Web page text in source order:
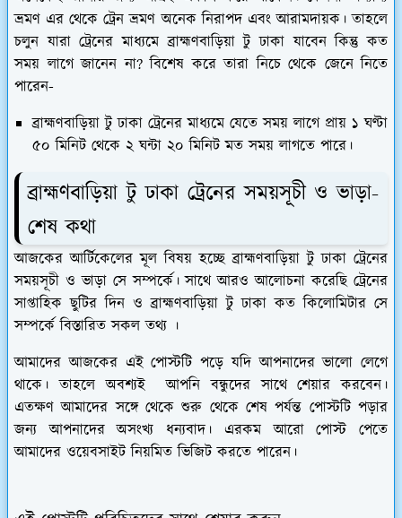
ভ্রমণ এর থেকে ট্রেন ভ্রমণ অনেক নিরাপদ এবং আরামদায়ক। তাহলে
চলুন যারা ট্রেনের মাধ্যমে ব্রাহ্মণবাড়িয়া টু ঢাকা যাবেন কিন্তু কত
সময় লাগে জানেন না? বিশেষ করে তারা নিচে থেকে জেনে নিতে
পারেন-
ব্রাহ্মণবাড়িয়া টু ঢাকা ট্রেনের মাধ্যমে যেতে সময় লাগে প্রায় ১ ঘণ্টা
৫০ মিনিট থেকে ২ ঘন্টা ২০ মিনিটমত সময় লাগতে পারে।
ব্রাহ্মণবাড়িয়া টু ঢাকা ট্রেনের সময়সূচী ও ভাড়া-
শেষ কথা
আজকের আর্টিকেলের মূল বিষয় হচ্ছে ব্রাহ্মণবাড়িয়া টু ঢাকা ট্রেনের
সময়সূচী ও ভাড়া সে সম্পর্কে। সাথে আরও আলোচনা করেছি ট্রেনের
সাপ্তাহিক ছুটির দিন ও ব্রাহ্মণবাড়িয়া টু ঢাকা কত কিলোমিটার সে
সম্পর্কে বিস্তারিত সকল তথ্য ।
আমাদের আজকের এই পোস্টটি পড়ে যদি আপনাদের ভালো লেগে
থাকে। তাহলে অবশ্যই আপনি বন্ধুদের সাথে শেয়ার করবেন।
এতক্ষণ আমাদের সঙ্গে থেকে শুরু থেকে শেষ পর্যন্ত পোস্টটি পড়ার
জন্য আপনাদের অসংখ্য ধন্যবাদ। এরকম আরো পোস্ট পেতে
আমাদের ওয়েবসাইট নিয়মিত ভিজিট করতে পারেন।